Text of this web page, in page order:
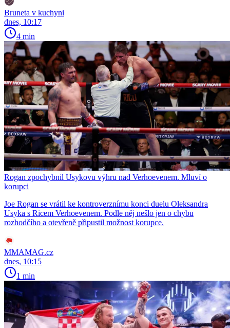
Bruneta v kuchyni
dnes, 10:17
4 min
Rogan zpochybnil Usykovu výhru nad Verhoevenem. Mluví o
korupci
Joe Rogan se vrátil ke kontroverznímu konci duelu Oleksandra
Usyka s Ricem Verhoevenem. Podle něj nešlo jen o chybu
rozhodčího a otevřeně připustil možnost korupce.
MMAMAG.cz
dnes, 10:15
1 min